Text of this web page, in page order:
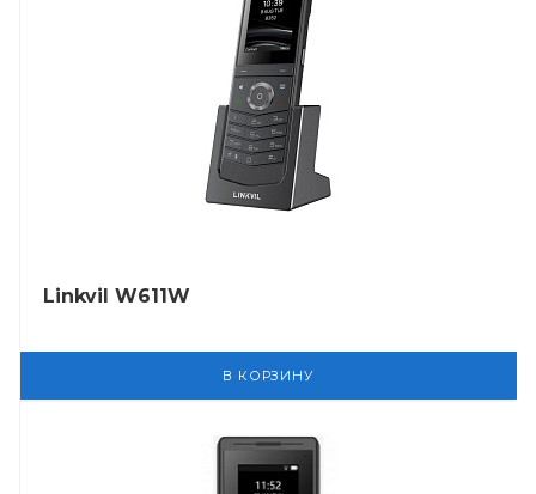
Linkvil W611W
В КОРЗИНУ